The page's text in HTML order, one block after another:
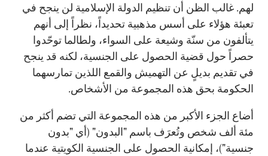
لهم. غالب الظن أن تنظيم الدولة الإسلامية لن ينجح في
تعبئة هؤلاء على أسس مذهبية تحديداً، نظراً إلى أنهم
يتألفون من سنّة وشيعة على السواء، ولطالما توحّدوا
حصراً حول قضية الحصول على الجنسية، لكنه قد ينجح
في تقديم بديلٍ عن التهميش والقمع اللذين تمارسهما
الحكومة بحق هذه المجموعة من الأشخاص.
أضاع الجزء الأكبر من هذه المجموعة التي تضم أكثر من
مئة ألف شخص وتُعرَف باسم "البدون" (أي "بدون
جنسية")، إمكانية الحصول على الجنسية الكويتية عندما